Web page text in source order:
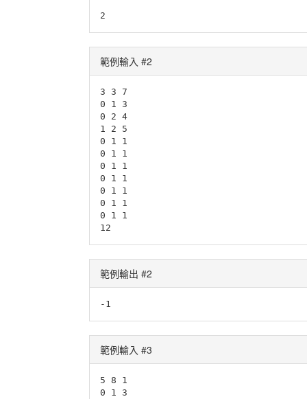
範例輸入 #2
3 3 7
0 1 3
0 2 4
1 2 5
0 1 1
0 1 1
0 1 1
0 1 1
0 1 1
0 1 1
0 1 1
範例輸出 #2
範例輸入 #3
5 8 1
0 1 3